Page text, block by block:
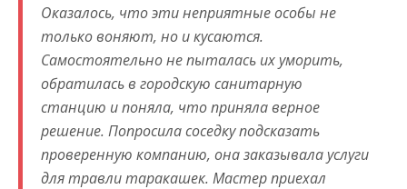
Оказалось, что эти неприятные особы не
только воняют, но и кусаются.
Самостоятельно не пыталась их уморить,
обратилась в городскую санитарную
станцию и поняла, что приняла верное
решение. Попросила соседку подсказать
проверенную компанию, она заказывала услуги
для травли таракашек. Мастер приехал